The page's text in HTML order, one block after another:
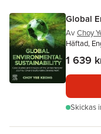
Global
Av Choy
Häftad,
1 639
Skickas